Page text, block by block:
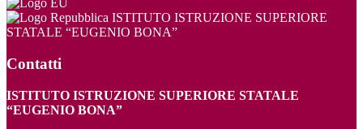
ISTITUTO ISTRUZIONE SUPERIORE
STATALE “EUGENIO BONA”
Contatti
ISTITUTO ISTRUZIONE SUPERIORE STATALE
“EUGENIO BONA”